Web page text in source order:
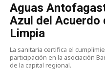
Aguas
Azul del Acuerdo
Limpia
La sanitaria certifica el
participación en la asociación
de la capital regional.